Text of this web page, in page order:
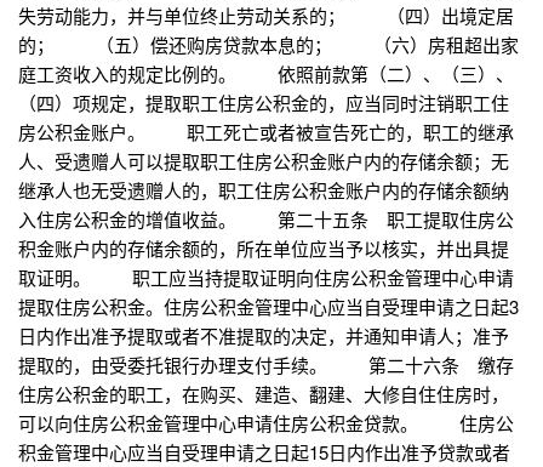
失劳动能力，并与单位终止劳动关系的； （四）出境定居
的； （五）偿还购房贷款本息的； （六）房租超出家
庭工资收入的规定比例的。 依照前款第（二）、（三）、
（四）项规定，提取职工住房公积金的，应当同时注销职工住
房公积金账户。 职工死亡或者被宣告死亡的，职工的继承
人、受遗赠人可以提取职工住房公积金账户内的存储余额；无
继承人也无受遗赠人的，职工住房公积金账户内的存储余额纳
入住房公积金的增值收益。 第二十五条 职工提取住房公
积金账户内的存储余额的，所在单位应当予以核实，并出具提
取证明。 职工应当持提取证明向住房公积金管理中心申请
提取住房公积金。住房公积金管理中心应当自受理申请之日起3
日内作出准予提取或者不准提取的决定，并通知申请人；准予
提取的，由受委托银行办理支付手续。 第二十六条 缴存
住房公积金的职工，在购买、建造、翻建、大修自住住房时，
可以向住房公积金管理中心申请住房公积金贷款。 住房公
积金管理中心应当自受理申请之日起15日内作出准予贷款或者